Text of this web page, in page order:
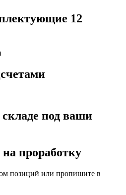
12
под ваши
проработку
позиций или пропишите в